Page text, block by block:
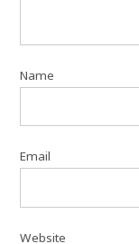
Name
Email
Website